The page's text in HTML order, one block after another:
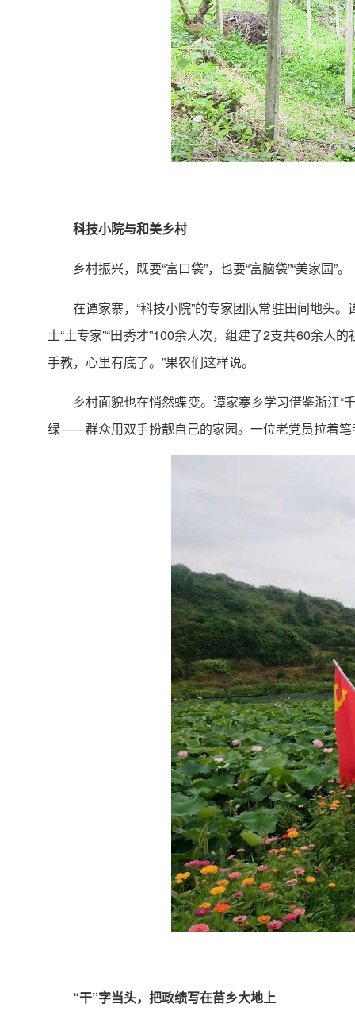
科技小院与和美乡村
乡村振兴，既要“富口袋”，也要“富脑袋”“美家园”。
在谭家寨，“科技小院”的专家团队常驻田间地头
土“土专家”“田秀才”100余人次，组建了2支共60余人
手教，心里有底了。”果农们这样说。
乡村面貌也在悄然蝶变。谭家寨乡学习借鉴浙江“
绿——群众用双手扮靓自己的家园。一位老党员拉着笔
“干”字当头，把政绩写在苗乡大地上